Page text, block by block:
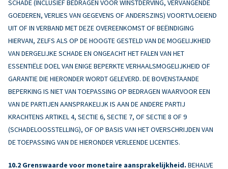
SCHADE (INCLUSIEF BEDRAGEN VOOR WINSTDERVING, VERVANGENDE
GOEDEREN, VERLIES VAN GEGEVENS OF ANDERSZINS) VOORTVLOEIEND
UIT OF IN VERBAND MET DEZE OVEREENKOMST OF BEËINDIGING
HIERVAN, ZELFS ALS OP DE HOOGTE GESTELD VAN DE MOGELIJKHEID
VAN DERGELIJKE SCHADE EN ONGEACHT HET FALEN VAN HET
ESSENTIËLE DOEL VAN ENIGE BEPERKTE VERHAALSMOGELIJKHEID OF
GARANTIE DIE HIERONDER WORDT GELEVERD. DE BOVENSTAANDE
BEPERKING IS NIET VAN TOEPASSING OP BEDRAGEN WAARVOOR EEN
VAN DE PARTIJEN AANSPRAKELIJK IS AAN DE ANDERE PARTIJ
KRACHTENS ARTIKEL 4, SECTIE 6, SECTIE 7, OF SECTIE 8 OF 9
(SCHADELOOSSTELLING), OF OP BASIS VAN HET OVERSCHRIJDEN VAN
DE TOEPASSING VAN DE HIERONDER VERLEENDE LICENTIES.
Grenswaarde voor monetaire aansprakelijkheid. BEHALVE